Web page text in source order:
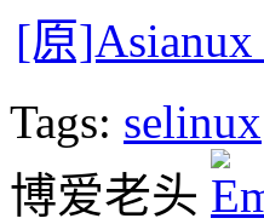
[原
Tags: selinux
博爱老头